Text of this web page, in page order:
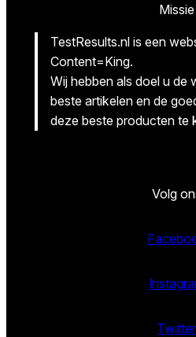
Missie
TestResults.nl is een
Content=King.
Wij hebben als doel u de
beste artikelen en de
deze beste producten te
Volg
Twitter